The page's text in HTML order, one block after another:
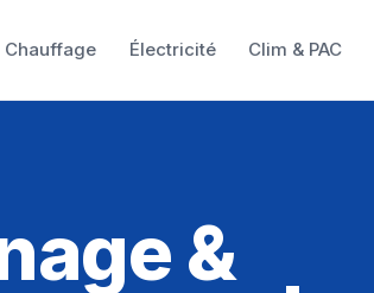
Chauffage Électricité Clim & PAC
&